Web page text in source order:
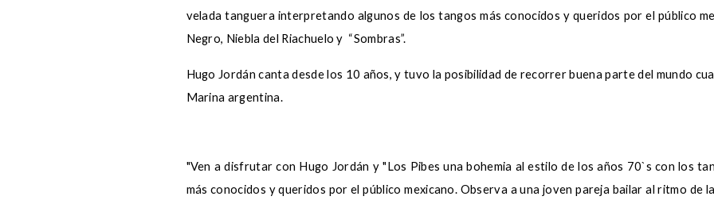
velada tanguera interpretando algunos de los tangos más conocidos y queridos por el público
Negro, Niebla del Riachuelo y “Sombras”.
Hugo Jordán canta desde los 10 años, y tuvo la posibilidad de recorrer buena parte del mundo
Marina argentina.
"Ven a disfrutar con Hugo Jordán y "Los Pibes una bohemia al estilo de los años 70`s con los
más conocidos y queridos por el público mexicano. Observa a una joven pareja bailar al ritmo de